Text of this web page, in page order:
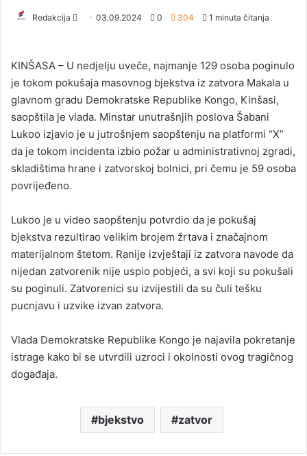
Redakcija
d
a
n
e
m
a
i
03.09.2024 0 304 1 minuta čitanja
KINŠASA – U nedjelju uveče, najmanje 129 osoba poginulo
je tokom pokušaja masovnog bjekstva iz zatvora Makala u
glavnom gradu Demokratske Republike Kongo, Kinšasi,
saopštila je vlada. Minstar unutrašnjih poslova Šabani
Lukoo izjavio je u jutrošnjem saopštenju na platformi “X”
da je tokom incidenta izbio požar u administrativnoj zgradi,
skladištima hrane i zatvorskoj bolnici, pri čemu je 59 osoba
povrijeđeno.
Lukoo je u video saopštenju potvrdio da je pokušaj
bjekstva rezultirao velikim brojem žrtava i značajnom
materijalnom štetom. Ranije izvještaji iz zatvora navode da
nijedan zatvorenik nije uspio pobjeći, a svi koji su pokušali
su poginuli. Zatvorenici su izvijestili da su čuli tešku
pucnjavu i uzvike izvan zatvora.
Vlada Demokratske Republike Kongo je najavila pokretanje
istrage kako bi se utvrdili uzroci i okolnosti ovog tragičnog
događaja.
bjekstvo zatvor